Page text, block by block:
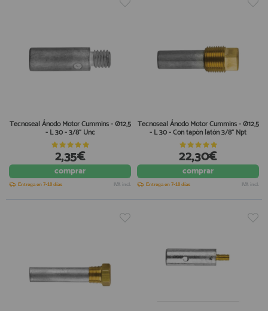
Tecnoseal Ánodo Motor Cummins - Ø12,5
- L 30 - 3/8" Unc
2,35€
comprar
Entrega en 7-10 días IVA incl.
Tecnoseal Ánodo Motor Cummins - Ø12,5
- L 30 - Con tapón latón 3/8" Npt
22,30€
comprar
Entrega en 7-10 días IVA incl.